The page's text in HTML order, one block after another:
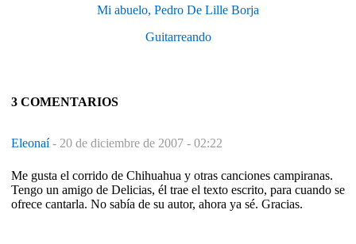
Mi abuelo, Pedro De Lille Borja
Guitarreando
3 COMENTARIOS
Eleonaí- 20 de diciembre de 2007 - 02:22
Me gusta el corrido de Chihuahua y otras canciones campiranas.
Tengo un amigo de Delicias, él trae el texto escrito, para cuando se
ofrece cantarla. No sabía de su autor, ahora ya sé. Gracias.